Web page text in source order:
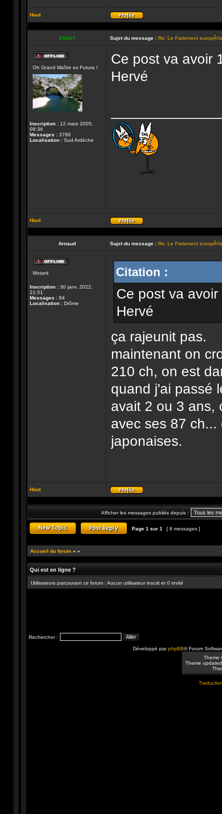
Haut
Profil
ZAG07 Sujet du message : Re: Le Parlement
ligne
Oh Grand Maître es Futura !
Inscription : 12 mars 2005,
08:36
Messages : 3786
Localisation : Sud Ardèche
Ce post va avoir
Hervé
Haut
Profil
Arnaud Sujet du message : Re: Le Parlement
Motard
Inscription : 30 janv. 2022,
21:51
Messages : 84
Localisation : Drôme
Citation :
Ce post va
Hervé
ça rajeunit pas.
maintenant on
210 ch, on est
quand j'ai passé
avait 2 ou 3 ans,
avec ses 87
japonaises.
Haut
Profil
Afficher les messages publiés depuis :
Page 1 sur 1 [ 8 messages ]
Accueil du forum » »
Qui est en ligne ?
Utilisateurs parcourant ce forum : Aucun utilisateur inscrit et 0 invité
Rechercher :
Développé parphpBB® Forum
Theme
Theme